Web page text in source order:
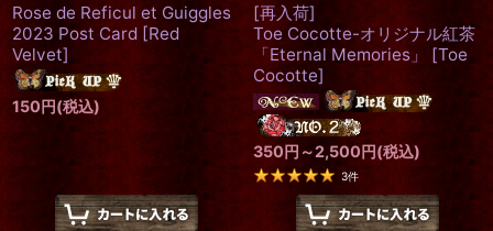
Rose de Reficul et Guiggles
2023 Post Card [Red
Velvet]
150円(税込)
[再入荷]
Toe Cocotte-オリジナル紅茶
「Eternal Memories」
[Toe
Cocotte]
350円 ～2,500円(税込)
3件